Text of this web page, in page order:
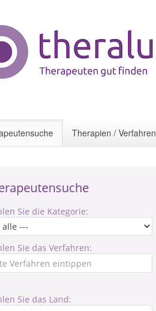
Therapien / Verfahren
Sie die Kategorie:
Sie das Verfahren:
Sie das Land: